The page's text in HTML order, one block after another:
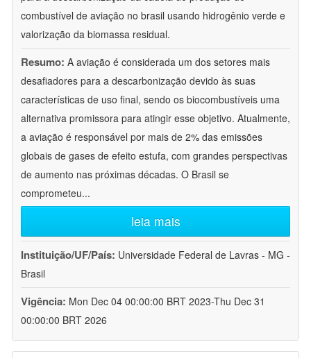
combustível de aviação no brasil usando hidrogênio verde e
valorização da biomassa residual.
Resumo: A aviação é considerada um dos setores mais
desafiadores para a descarbonização devido às suas
características de uso final, sendo os biocombustíveis uma
alternativa promissora para atingir esse objetivo. Atualmente,
a aviação é responsável por mais de 2% das emissões
globais de gases de efeito estufa, com grandes perspectivas
de aumento nas próximas décadas. O Brasil se
comprometeu...
leia mais
Instituição/UF/País: Universidade Federal de Lavras - MG -
Brasil
Vigência: Mon Dec 04 00:00:00 BRT 2023-Thu Dec 31
00:00:00 BRT 2026